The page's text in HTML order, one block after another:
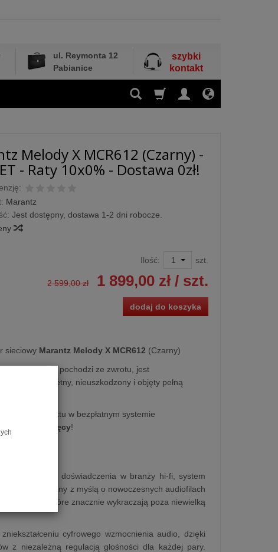
ul. Reymonta 12
Pabianice
szybki
kontakt
Melody X MCR612 (Czarny) -
- Raty 10x0% - Dostawa 0zł!
Marantz
Jest dostępny, dostawa 1-2 dni robocze.
Ilość: szt.
2 599,00 zł 1 899,00 zł/ szt.
dodaj do koszyka
sieciowy Marantz Melody X MCR612 (Czarny)
. Produkt pochodzi ze zwrotu, jest
kompletny, nieuszkodzony i objęty pełną
zakupu produktu w bezpłatnym systemie
10 miesięcy!
65 latach doświadczenia w branży hi-fi, system
zaprojektowany z myślą o nowoczesnych audiofilach
poziomów, które znacznie wykraczają poza niewielką
cyfrowego wzmocnienia audio, dzięki
z niezależną regulacją głośności dla każdej pary.